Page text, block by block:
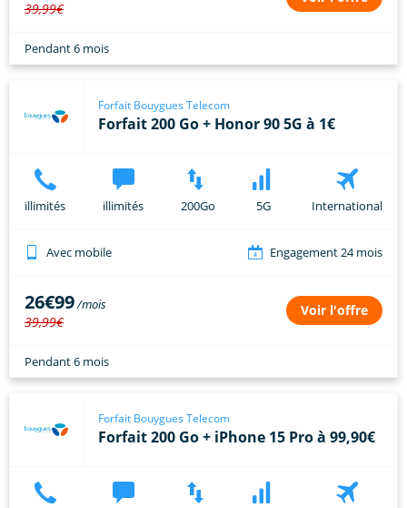
39,99€
Pendant 6 mois
Forfait Bouygues Telecom
Forfait 200 Go + Honor 90 5G à 1€
illimités illimités 200Go 5G International
Avec mobile Engagement 24 mois
26€99
39,99€
Voir l'offre
Pendant 6 mois
Forfait Bouygues Telecom
Forfait 200 Go + iPhone 15 Pro à 99,90€